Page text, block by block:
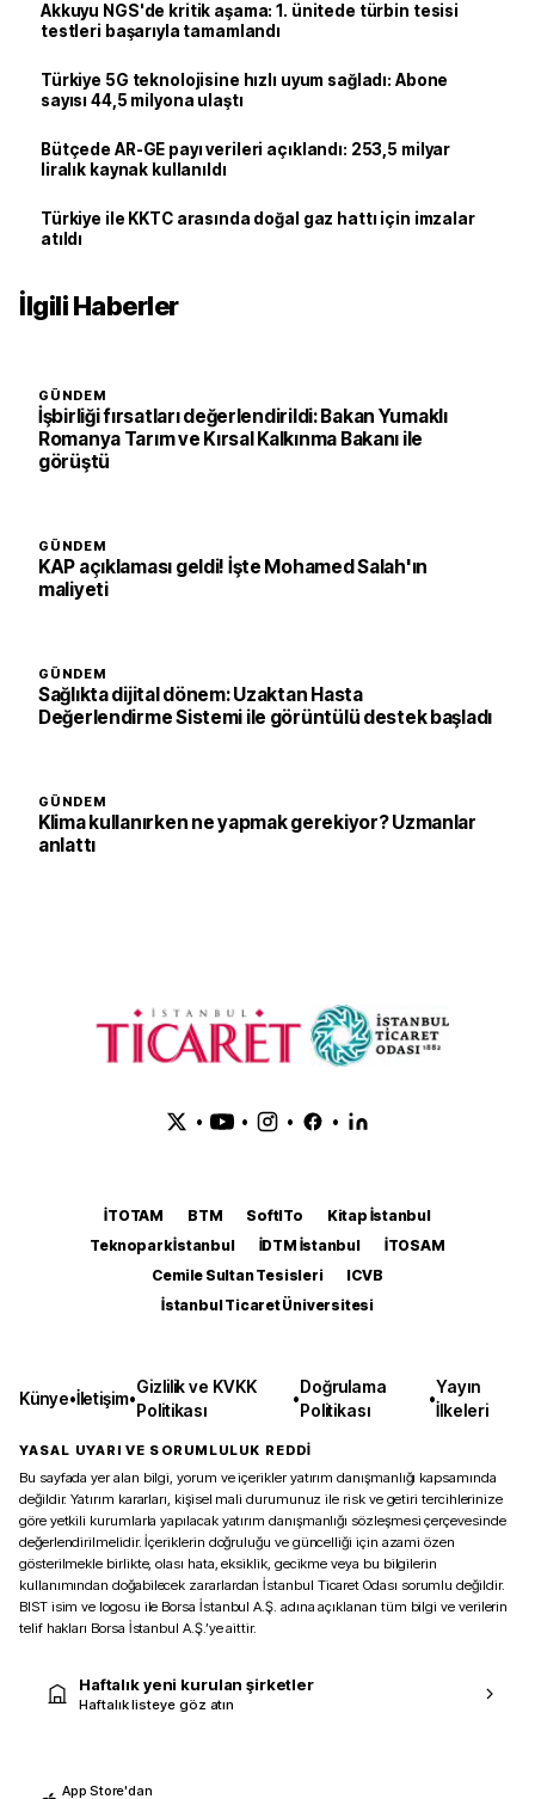
Akkuyu NGS'de kritik aşama: 1. ünitede türbin tesisi
testleri başarıyla tamamlandı
Türkiye 5G teknolojisine hızlı uyum sağladı: Abone
sayısı 44,5 milyona ulaştı
Bütçede AR-GE payı verileri açıklandı: 253,5 milyar
liralık kaynak kullanıldı
Türkiye ile KKTC arasında doğal gaz hattı için imzalar
atıldı
İlgili Haberler
GÜNDEM
İşbirliği fırsatları değerlendirildi: Bakan Yumaklı
Romanya Tarım ve Kırsal Kalkınma Bakanı ile
görüştü
GÜNDEM
KAP açıklaması geldi! İşte Mohamed Salah'ın
maliyeti
GÜNDEM
Sağlıkta dijital dönem: Uzaktan Hasta
Değerlendirme Sistemi ile görüntülü destek başladı
GÜNDEM
Klima kullanırken ne yapmak gerekiyor? Uzmanlar
anlattı
• • • •
İTOTAM BTM SoftITo
Kitap İstanbul
Teknopark İstanbul
İDTM İstanbul
İTOSAM
Cemile Sultan Tesisleri
ICVB
İstanbul Ticaret Üniversitesi
Künye•İletişim•
Gizlilik ve KVKK
Politikası
•
Doğrulama
Politikası
•
Yayın
İlkeleri
YASAL UYARI VE SORUMLULUK REDDİ
Bu sayfada yer alan bilgi, yorum ve içerikler yatırım danışmanlığı kapsamında
değildir. Yatırım kararları, kişisel mali durumunuz ile risk ve getiri tercihlerinize
göre yetkili kurumlarla yapılacak yatırım danışmanlığı sözleşmesi çerçevesinde
değerlendirilmelidir. İçeriklerin doğruluğu ve güncelliği için azami özen
gösterilmekle birlikte, olası hata, eksiklik, gecikme veya bu bilgilerin
kullanımından doğabilecek zararlardan İstanbul Ticaret Odası sorumlu değildir.
BIST isim ve logosu ile Borsa İstanbul A.Ş. adına açıklanan tüm bilgi ve verilerin
telif hakları Borsa İstanbul A.Ş.’ye aittir.
Haftalık yeni kurulan şirketler
Haftalık listeye göz atın
App Store'dan